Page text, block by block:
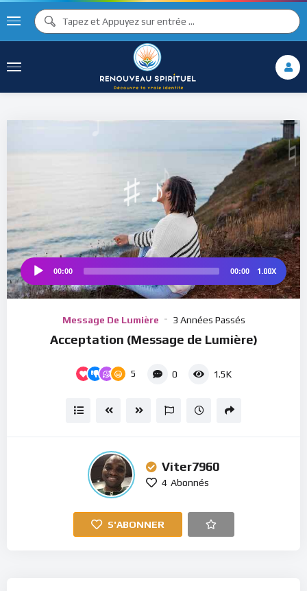
♫ ♩
♩
♯ ♪ ♯ ♬
♫
♮
Audio
00:00 00:00 1.00X
Message De Lumière 3 Années Passés
Acceptation (Message de Lumière)
5 0 1.5K
Viter7960
4 Abonnés
S'ABONNER